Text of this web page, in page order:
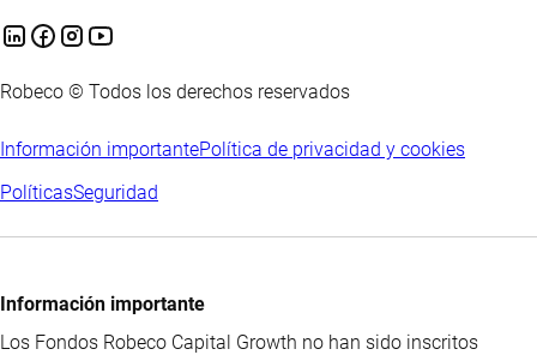
Robeco © Todos los derechos reservados
Información importantePolítica de privacidad y cookies
PolíticasSeguridad
Información importante
Los Fondos Robeco Capital Growth no han sido inscritos